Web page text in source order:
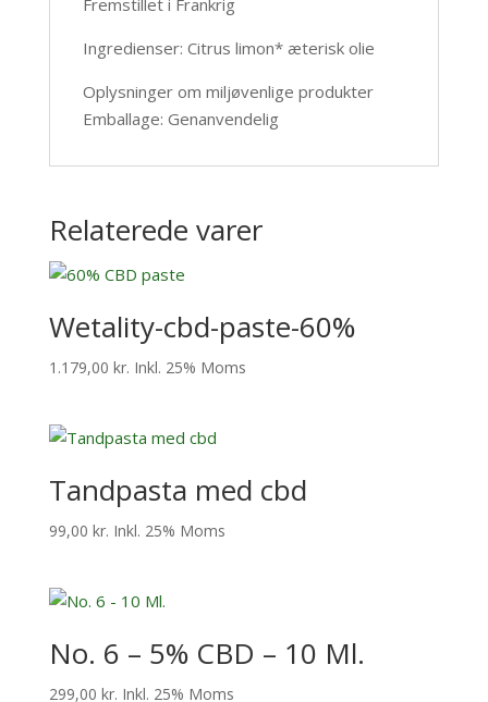
Fremstillet i Frankrig
Ingredienser: Citrus limon* æterisk olie
Oplysninger om miljøvenlige produkter
Emballage: Genanvendelig
Relaterede varer
Wetality-cbd-paste-60%
1.179,00 kr. Inkl. 25% Moms
Tandpasta med cbd
99,00 kr. Inkl. 25% Moms
No. 6 – 5% CBD – 10 Ml.
299,00 kr. Inkl. 25% Moms